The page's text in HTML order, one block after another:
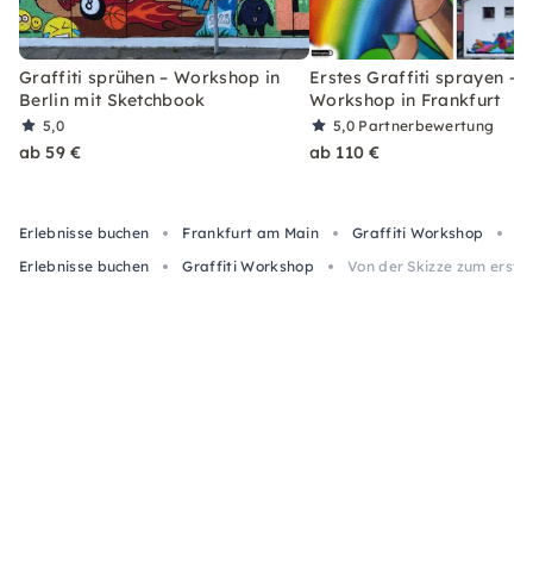
Graffiti sprühen – Workshop in
Berlin mit Sketchbook
5,0
ab 59 €
Erstes Graffiti sprayen –
Workshop in Frankfurt
5,0 Partnerbewertung
ab 110 €
Erlebnisse buchen Frankfurt am Main Graffiti Workshop
Erlebnisse buchen
Graffiti Workshop Von der Skizze zum